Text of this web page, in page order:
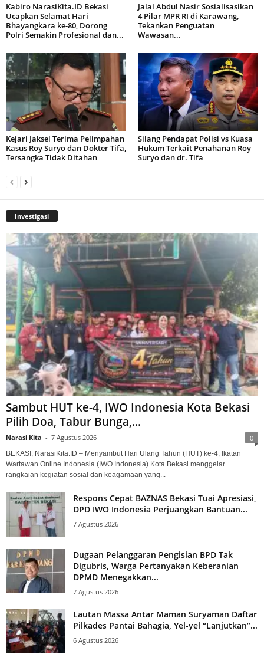
Kabiro NarasiKita.ID Bekasi
Ucapkan Selamat Hari
Bhayangkara ke-80, Dorong
Polri Semakin Profesional dan...
Jalal Abdul Nasir Sosialisasikan
4 Pilar MPR RI di Karawang,
Tekankan Penguatan
Wawasan...
Kejari Jaksel Terima Pelimpahan
Kasus Roy Suryo dan Dokter Tifa,
Tersangka Tidak Ditahan
Silang Pendapat Polisi vs Kuasa
Hukum Terkait Penahanan Roy
Suryo dan dr. Tifa
Investigasi
Sambut HUT ke-4, IWO Indonesia Kota Bekasi
Pilih Doa, Tabur Bunga,...
Narasi Kita - 7 Agustus 2026 0
BEKASI, NarasiKita.ID – Menyambut Hari Ulang Tahun (HUT) ke-4, Ikatan
Wartawan Online Indonesia (IWO Indonesia) Kota Bekasi menggelar
rangkaian kegiatan sosial dan keagamaan yang...
Respons Cepat BAZNAS Bekasi Tuai Apresiasi,
DPD IWO Indonesia Perjuangkan Bantuan...
7 Agustus 2026
Dugaan Pelanggaran Pengisian BPD Tak
Digubris, Warga Pertanyakan Keberanian
DPMD Menegakkan...
7 Agustus 2026
Lautan Massa Antar Maman Suryaman Daftar
Pilkades Pantai Bahagia, Yel-yel “Lanjutkan”...
6 Agustus 2026